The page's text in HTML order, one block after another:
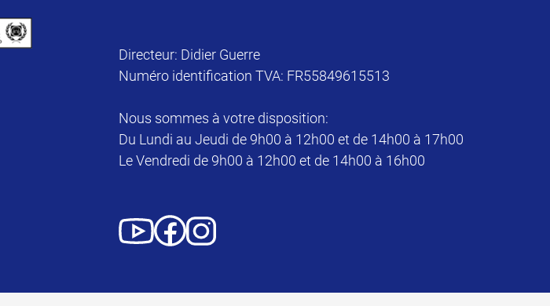
Directeur: Didier Guerre
Numéro identification TVA: FR55849615513
Nous sommes à votre disposition:
Du Lundi au Jeudi de 9h00 à 12h00 et de 14h00 à 17h00
Le Vendredi de 9h00 à 12h00 et de 14h00 à 16h00